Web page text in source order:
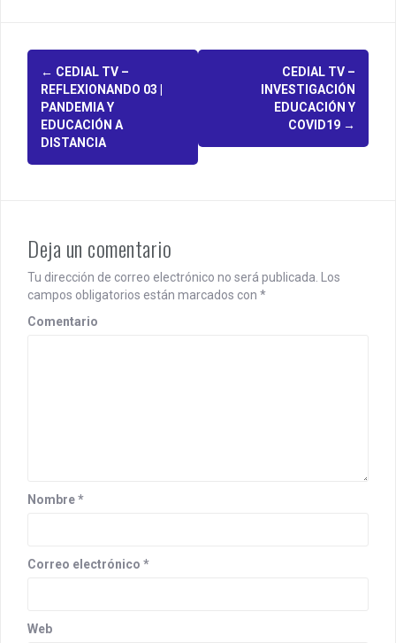
t
a
v
i
g
n
← CEDIAL TV –
REFLEXIONANDO 03 |
PANDEMIA Y
EDUCACIÓN A
DISTANCIA
CEDIAL TV –
INVESTIGACIÓN
EDUCACIÓN Y
COVID19 →
Deja un comentario
Tu dirección de correo electrónico no será publicada.
Los
campos obligatorios están marcados con *
Comentario
Nombre*
Correo electrónico *
Web